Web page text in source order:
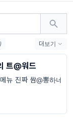
(27)
더보기
트@워드
뉴 진짜 쌈@뽕하네